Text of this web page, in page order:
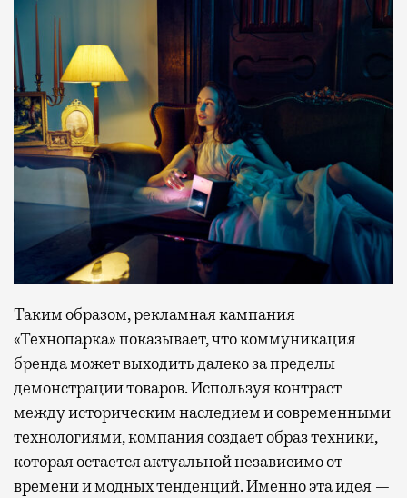
Таким образом, рекламная кампания
«Технопарка» показывает, что коммуникация
бренда может выходить далеко за пределы
демонстрации товаров. Используя контраст
между историческим наследием и современными
технологиями, компания создает образ техники,
которая остается актуальной независимо от
времени и модных тенденций. Именно эта идея —